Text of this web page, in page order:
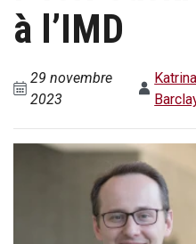
à l’IMD
29 novembre
2023
Katrina